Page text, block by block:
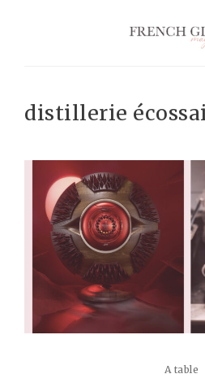
distillerie
A table